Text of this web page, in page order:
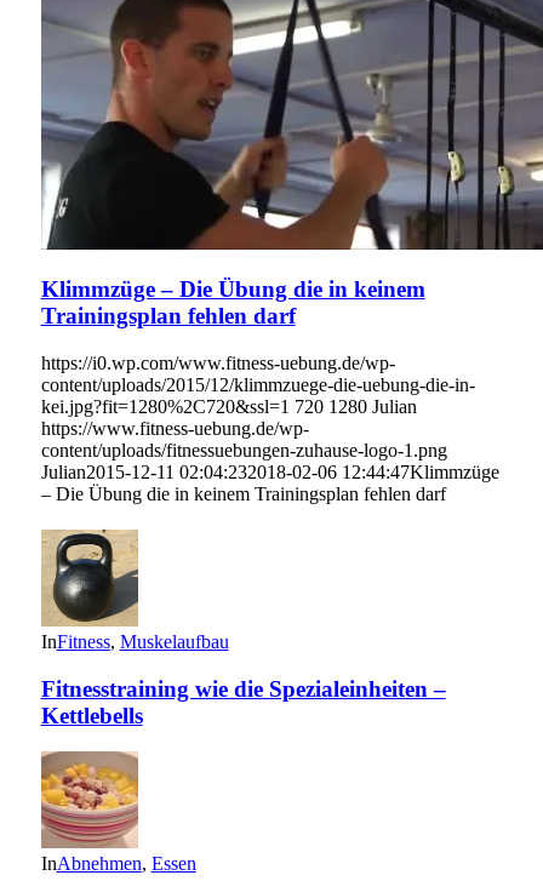
Klimmzüge – Die Übung die in keinem
Trainingsplan fehlen darf
https://i0.wp.com/www.fitness-uebung.de/wp-
content/uploads/2015/12/klimmzuege-die-uebung-die-in-
kei.jpg?fit=1280%2C720&ssl=1 720 1280 Julian
https://www.fitness-uebung.de/wp-
content/uploads/fitnessuebungen-zuhause-logo-1.png
Julian2015-12-11 02:04:232018-02-06 12:44:47Klimmzüge
– Die Übung die in keinem Trainingsplan fehlen darf
InFitness, Muskelaufbau
Fitnesstraining wie die Spezialeinheiten –
Kettlebells
InAbnehmen, Essen